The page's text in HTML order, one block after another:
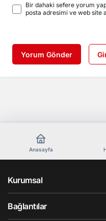
Bir dahaki sefere yorum
posta adresimi ve web site
Yorum Gönder
Anasayfa
Kurumsal
Bağlantılar